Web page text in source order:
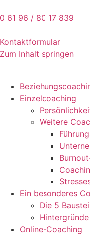
0 61 96 / 80 17 839
Kontaktformular
Zum Inhalt springen
Einzelcoaching
Weitere
Ein besonderes
Die 5
Hintergründe
Online-Coaching